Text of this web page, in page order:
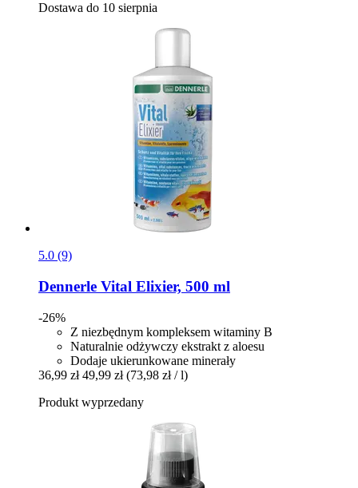
Dostawa do 10 sierpnia
5.0 (9)
Dennerle Vital Elixier, 500 ml
-26%
Z niezbędnym kompleksem witaminy B
Naturalnie odżywczy ekstrakt z aloesu
Dodaje ukierunkowane minerały
36,99 zł 49,99 zł (73,98 zł / l)
Produkt wyprzedany